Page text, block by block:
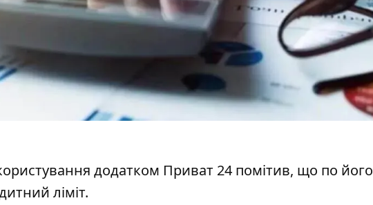
додатком Приват 24 помітив, що по його
ліміт.